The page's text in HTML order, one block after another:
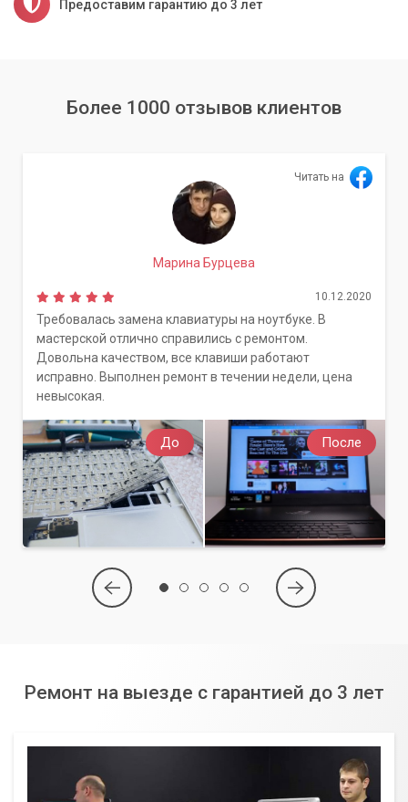
Предоставим гарантию до 3 лет
Более 1000 отзывов клиентов
До После
Читать на
Марина Бурцева
10.12.2020
Требовалась замена клавиатуры на ноутбуке. В
мастерской отлично справились с ремонтом.
Довольна качеством, все клавиши работают
исправно. Выполнен ремонт в течении недели, цена
невысокая.
Ремонт на выезде с гарантией до 3 лет